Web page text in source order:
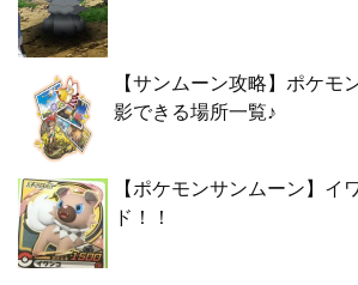
【サンムーン攻略】ポケ
影できる場所一覧♪
【ポケモンサンムーン】イ
ド！！